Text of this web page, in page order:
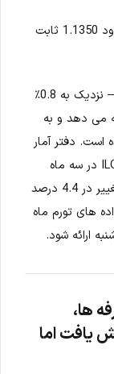
در معاملات اولیه اروپا در حدود 1.1350 ثابت
رالی خود را از روز دوشنبه ادامه داد – نزدیک به 0.8٪
می دهد و به
از اکتبر، بالای 1.3200 رسیده است. دفتر آمار
ملی بریتانیا (ONS) گزارش داد که نرخ بیکاری ILO در سه ماه
منتهی به فوریه مطابق با انتظارات بازار بدون تغییر در 4.4 درصد
های تورم ماه
ها،
افزایش یافت اما